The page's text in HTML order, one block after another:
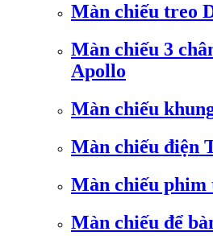
Màn chiếu treo
Màn chiếu 3
Apollo
Màn chiếu
Màn chiếu điện
Màn chiếu phim
Màn chiếu để